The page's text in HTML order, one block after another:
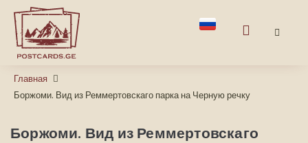
Главная
Боржоми. Вид из Реммертовскаго парка на Черную речку
Боржоми. Вид из Реммертовскаго